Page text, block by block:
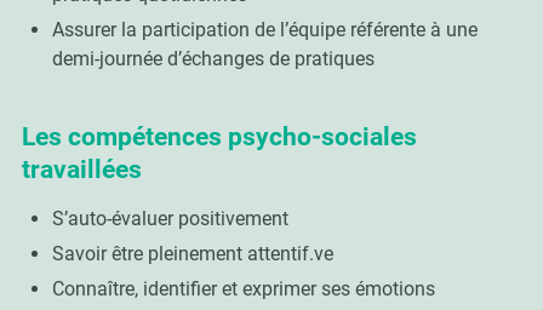
Assurer la participation de l’équipe référente à une
demi-journée d’échanges de pratiques
Les compétences psycho-sociales
travaillées
S’auto-évaluer positivement
Savoir être pleinement attentif.ve
Connaître, identifier et exprimer ses émotions